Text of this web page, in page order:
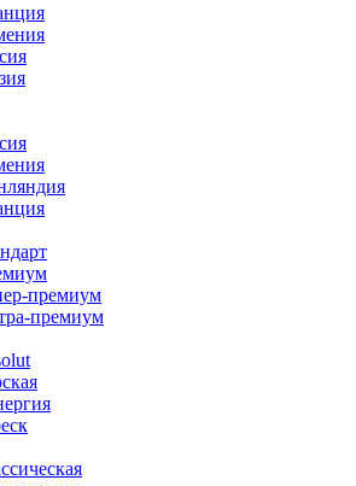
премиум
премиум